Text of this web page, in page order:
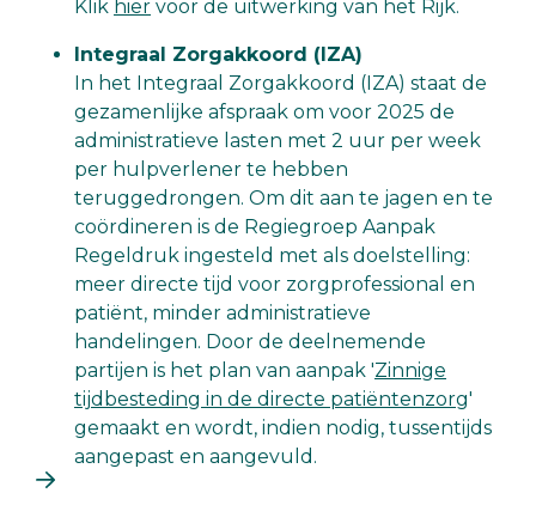
Klik hier voor de uitwerking van het Rijk.
Integraal Zorgakkoord (IZA)
In het Integraal Zorgakkoord (IZA) staat de
gezamenlijke afspraak om voor 2025 de
administratieve lasten met 2 uur per week
per hulpverlener te hebben
teruggedrongen. Om dit aan te jagen en te
coördineren is de Regiegroep Aanpak
Regeldruk ingesteld met als doelstelling:
meer directe tijd voor zorgprofessional en
patiënt, minder administratieve
handelingen. Door de deelnemende
partijen is het plan van aanpak 'Zinnige
tijdbesteding in de directe patiëntenzorg'
gemaakt en wordt, indien nodig, tussentijds
aangepast en aangevuld.